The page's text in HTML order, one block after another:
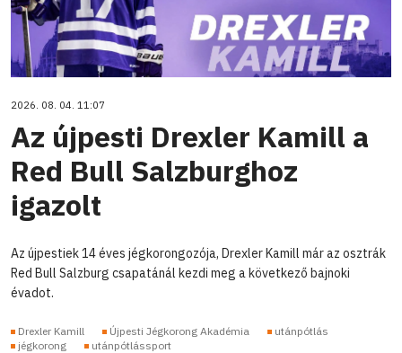
2026. 08. 04. 11:07
Az újpesti Drexler Kamill a
Red Bull Salzburghoz
igazolt
Az újpestiek 14 éves jégkorongozója, Drexler Kamill már az osztrák
Red Bull Salzburg csapatánál kezdi meg a következő bajnoki
évadot.
Drexler Kamill Újpesti Jégkorong Akadémia
utánpótlás
jégkorong
utánpótlássport